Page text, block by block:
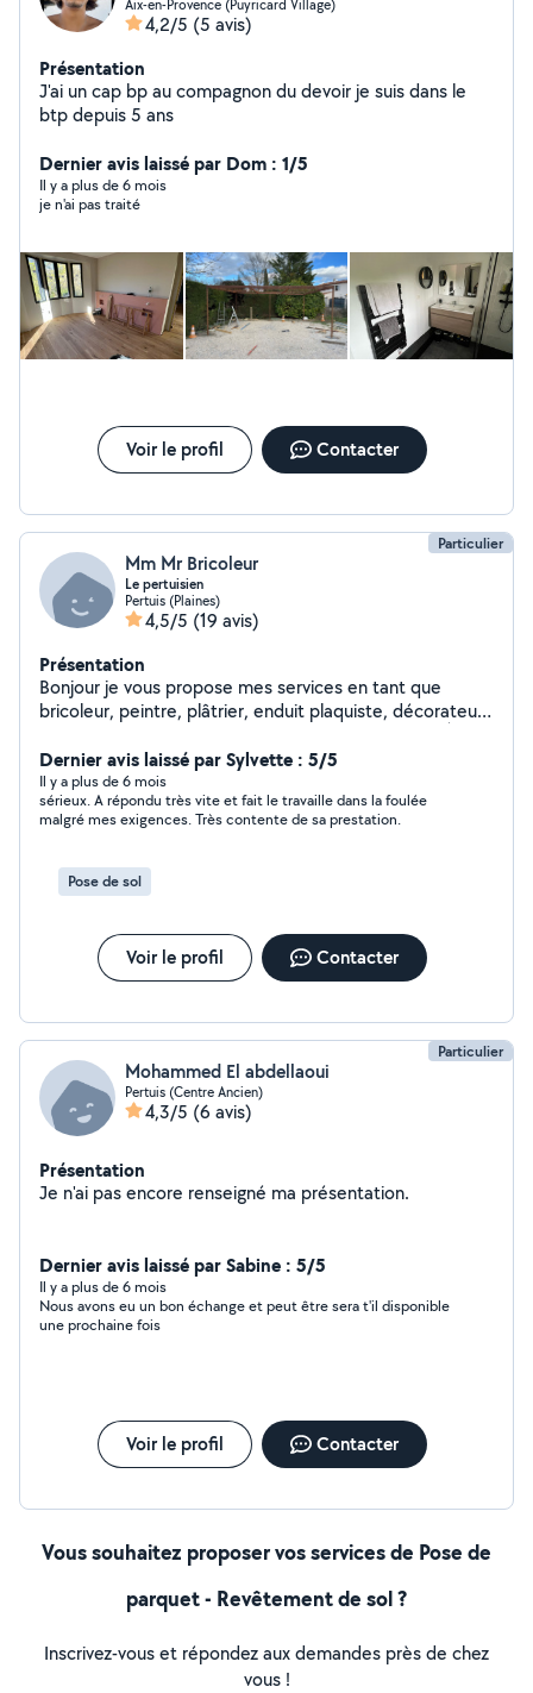
Aix-en-Provence (Puyricard Village)
4,2/5 (5 avis)
Présentation
J'ai un cap bp au compagnon du devoir je suis dans le
btp depuis 5 ans
Dernier avis laissé par Dom : 1/5
Il y a plus de 6 mois
je n'ai pas traité
Voir le profil Contacter
Particulier
Mm Mr Bricoleur
Le pertuisien
Pertuis (Plaines)
4,5/5 (19 avis)
Présentation
Bonjour je vous propose mes services en tant que
bricoleur, peintre, plâtrier, enduit plaquiste, décorateur
votre service. Un homme sympa.
Dernier avis laissé par Sylvette : 5/5
Il y a plus de 6 mois
sérieux. A répondu très vite et fait le travaille dans la foulée
malgré mes exigences. Très contente de sa prestation.
Pose de sol
Voir le profil Contacter
Particulier
Mohammed El abdellaoui
Pertuis (Centre Ancien)
4,3/5 (6 avis)
Présentation
Je n'ai pas encore renseigné ma présentation.
Dernier avis laissé par Sabine : 5/5
Il y a plus de 6 mois
Nous avons eu un bon échange et peut être sera t'il disponible
une prochaine fois
Voir le profil Contacter
Vous souhaitez proposer vos services de Pose de
parquet - Revêtement de sol ?
Inscrivez-vous et répondez aux demandes près de chez
vous !